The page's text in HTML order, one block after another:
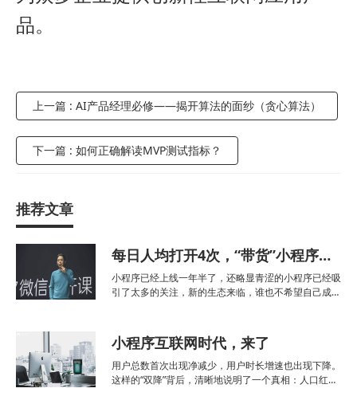
品。
上一篇 : AI产品经理必修——揭开算法的面纱（贪心算法）
下一篇 : 如何正确解读MVP测试指标？
推荐文章
每日人均打开4次，“带货”小程序值得你All in了吗？
小程序已经上线一年半了，还略显青涩的小程序已经吸
引了太多的关注，新的生态来临，谁也不希望自己成为
专场交出了一份成绩单，其中主要有这几个数据：已发
小程序互联网时代，来了
用户总数首次出现净减少，用户时长增速也出现下降。
这样的“双降”背后，清晰地说明了一个真相：人口红利